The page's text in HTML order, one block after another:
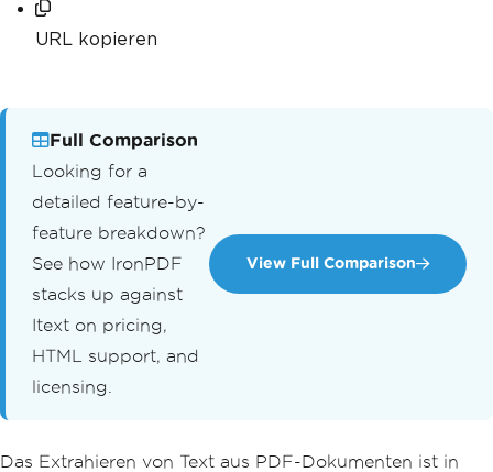
URL kopieren
Full Comparison
Looking for a
detailed feature-by-
feature breakdown?
See how IronPDF
stacks up against
Itext on pricing,
HTML support, and
licensing.
View Full Comparison
Das Extrahieren von Text aus PDF-Dokumenten ist in